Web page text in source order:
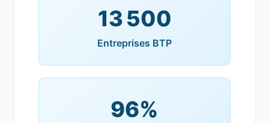
13 500
Entreprises BTP
96%